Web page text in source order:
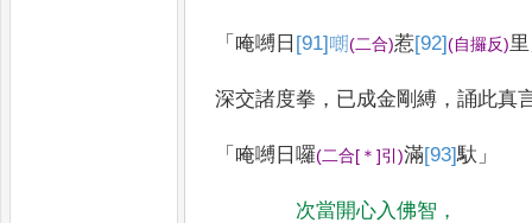
「 唵嚩日 [91]𠻴(二合)惹[92](自攞反)里
深交諸度拳 ， 已成金剛縛 ，誦此真
「 唵嚩日囉(二合[＊]引)滿[93]馱 」
次當開心入佛智 ，